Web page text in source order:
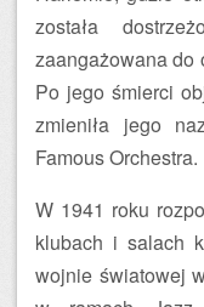
została
zaangażowana do
Po jego śmierci
zmieniła jego
Famous Orchestra.
W 1941 roku
klubach i salach
wojnie światowej